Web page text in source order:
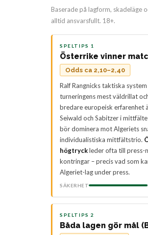
Baserade på lagform, skadeläge
alltid ansvarsfullt. 18+.
SPELTIPS 1
Österrike vinner
Odds ca 2,10–2,40
Ralf Rangnicks taktiska
turneringens mest väldrillat
bredare europeisk erfarenhet
Seiwald och Sabitzer i
bör dominera mot Algeriets
individualistiska mittfältstrio.
högtryckleder ofta till press-
kontringar – precis vad som
Algeriet-lag under press.
SÄKERHET
SPELTIPS 2
Båda lagen gör mål